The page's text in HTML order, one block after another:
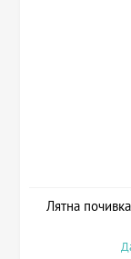
Лятна